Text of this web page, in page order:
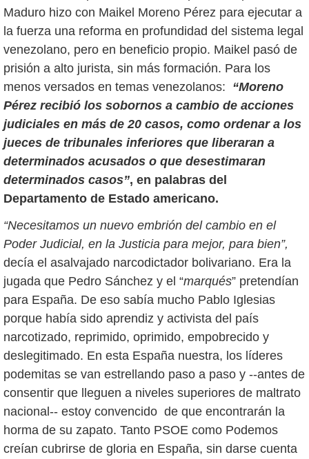
Maduro hizo con Maikel Moreno Pérez para ejecutar a
la fuerza una reforma en profundidad del sistema legal
venezolano, pero en beneficio propio. Maikel pasó de
prisión a alto jurista, sin más formación. Para los
menos versados en temas venezolanos: “Moreno
Pérez recibió los sobornos a cambio de acciones
judiciales en más de 20 casos, como ordenar a los
jueces de tribunales inferiores que liberaran a
determinados acusados o que desestimaran
determinados casos”, en palabras del
Departamento de Estado americano.
“Necesitamos un nuevo embrión del cambio en el
Poder Judicial, en la Justicia para mejor, para bien”,
decía el asalvajado narcodictador bolivariano. Era la
jugada que Pedro Sánchez y el “marqués” pretendían
para España. De eso sabía mucho Pablo Iglesias
porque había sido aprendiz y activista del país
narcotizado, reprimido, oprimido, empobrecido y
deslegitimado. En esta España nuestra, los líderes
podemitas se van estrellando paso a paso y --antes de
consentir que lleguen a niveles superiores de maltrato
nacional-- estoy convencido de que encontrarán la
horma de su zapato. Tanto PSOE como Podemos
creían cubrirse de gloria en España, sin darse cuenta